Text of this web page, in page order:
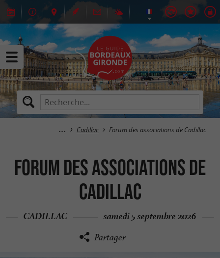
Cadillac Forum des associations de Cadillac
Forum des associations de
Cadillac
CADILLAC samedi 5 septembre 2026
Partager